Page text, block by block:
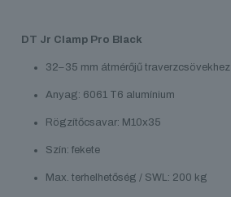
DT Jr Clamp Pro Black
32–35 mm átmérőjű traverzcsövekhez
Anyag: 6061 T6 alumínium
Rögzítőcsavar: M10x35
Szín: fekete
Max. terhelhetőség / SWL: 200 kg